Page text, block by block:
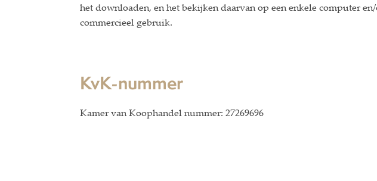
het downloaden, en het bekijken daarvan op een enkele computer
commercieel gebruik.
KvK-nummer
Kamer van Koophandel nummer: 27269696